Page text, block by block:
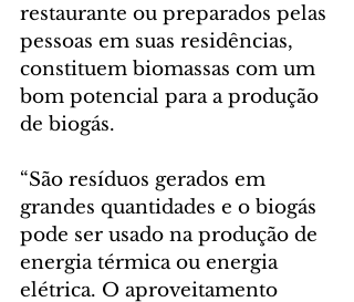
restaurante ou preparados pelas
pessoas em suas residências,
constituem biomassas com um
bom potencial para a produção
de biogás.
“São resíduos gerados em
grandes quantidades e o biogás
pode ser usado na produção de
energia térmica ou energia
elétrica. O aproveitamento